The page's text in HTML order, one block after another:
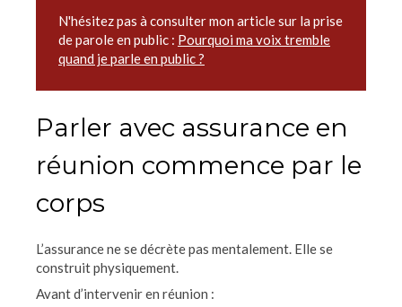
N'hésitez pas à consulter mon article sur la prise
de parole en public : Pourquoi ma voix tremble
quand je parle en public ?
Parler avec assurance en
réunion commence par le
corps
L’assurance ne se décrète pas mentalement. Elle se
construit physiquement.
Avant d’intervenir en réunion :